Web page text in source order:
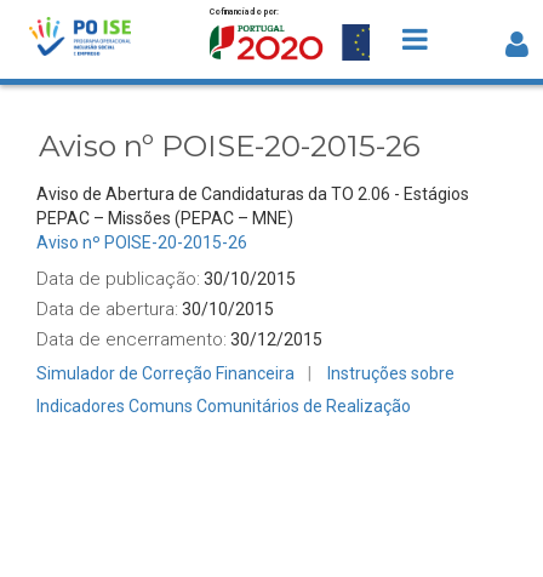
Saltar para o conteúdo
Avisos
Cofinanciado por:
Aviso nº POISE-20-2015-26
Aviso de Abertura de Candidaturas da TO 2.06 - Estágios
PEPAC – Missões (PEPAC – MNE)
Aviso nº POISE-20-2015-26
Data de publicação: 30/10/2015
Data de abertura: 30/10/2015
Data de encerramento: 30/12/2015
Simulador de Correção Financeira
Instruções sobre
Indicadores Comuns Comunitários de Realização